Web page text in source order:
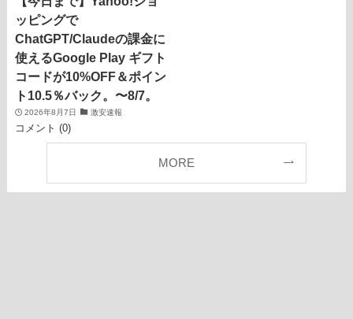
ッピングで
ChatGPT/Claudeの課金に
使えるGoogle Play ギフト
コードが10%OFF＆ポイン
ト10.5％バック。〜8/7。
2026年8月7日 激安速報
コメント (0)
MORE